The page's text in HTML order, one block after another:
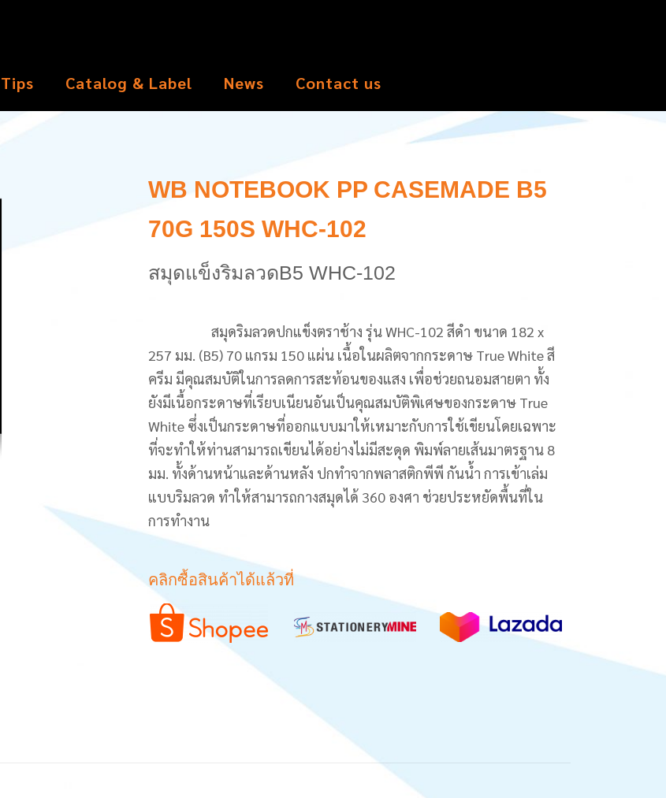
Tips Catalog & Label News Contact us
WB NOTEBOOK PP CASEMADE B5
70G 150S WHC-102
สมุดแข็งริมลวดB5 WHC-102
สมุดริมลวดปกแข็งตราช้าง รุ่น WHC-102 สีดำ ขนาด 182 x
257 มม. (B5) 70 แกรม 150 แผ่น เนื้อในผลิตจากกระดาษ True White สี
ครีม มีคุณสมบัติในการลดการสะท้อนของแสง เพื่อช่วยถนอมสายตา ทั้ง
ยังมีเนื้อกระดาษที่เรียบเนียนอันเป็นคุณสมบัติพิเศษของกระดาษ True
White ซึ่งเป็นกระดาษที่ออกแบบมาให้เหมาะกับการใช้เขียนโดยเฉพาะ
ที่จะทำให้ท่านสามารถเขียนได้อย่างไม่มีสะดุด พิมพ์ลายเส้นมาตรฐาน 8
มม. ทั้งด้านหน้าและด้านหลัง ปกทำจากพลาสติกพีพี กันน้ำ การเข้าเล่ม
แบบริมลวด ทำให้สามารถกางสมุดได้ 360 องศา ช่วยประหยัดพื้นที่ใน
การทำงาน
คลิกซื้อสินค้าได้แล้วที่